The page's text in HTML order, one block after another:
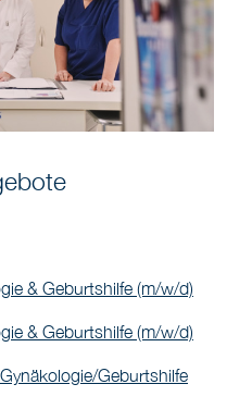
& Geburtshilfe (m/w/d)
& Geburtshilfe (m/w/d)
Geburtshilfe